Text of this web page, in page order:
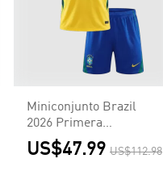
Miniconjunto Brazil
2026 Primera
Equipación Copa del
Mundo Niño
US$47.99 US$112.98